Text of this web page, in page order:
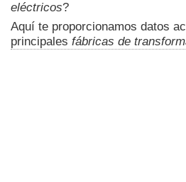
eléctricos?
Aquí te proporcionamos datos
principales fábricas de